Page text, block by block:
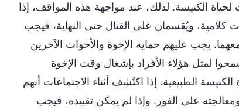
لحياة الكنيسة. لذلك، عند مواجهة هذه المواقف، إذا
ويُقسمان على القتال حتى النهاية، فيجب
يجب عليهم حماية الإخوة والأخوات الآخرين
لمثل هؤلاء الأفراد بإشغال وقت الإخوة
الطبيعية. إذا اكتُشِف أثناء الاجتماعات أنهم
على الفور. وإذا لم يمكن تقييده، فيجب